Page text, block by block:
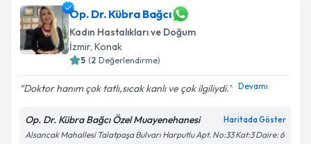
Op. Dr. Kübra Bağcı
Kadın Hastalıkları ve Doğum
İzmir, Konak
5 (2 Değerlendirme)
Doktor hanım çok tatlı,sıcak kanlı ve çok ilgiliydi.️ Devamı
Op. Dr. Kübra Bağcı Özel Muayenehanesi Haritada Göster
Alsancak Mahallesi Talatpaşa Bulvarı Harputlu Apt. No:33 Kat:3 Daire: 6